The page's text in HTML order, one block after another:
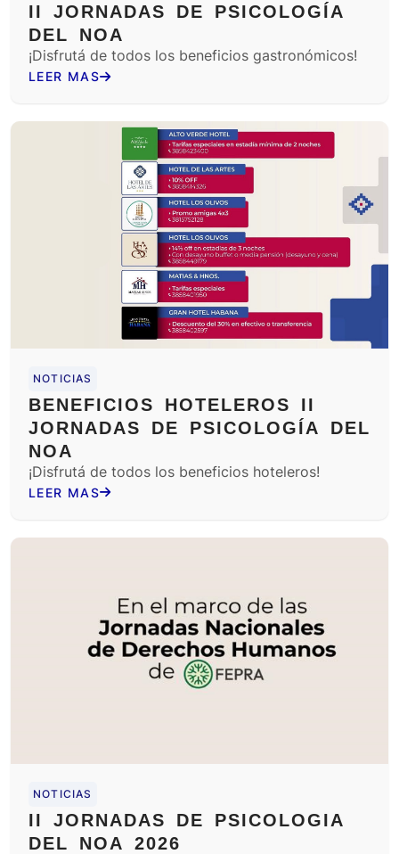
II JORNADAS DE PSICOLOGÍA
DEL NOA
¡Disfrutá de todos los beneficios gastronómicos!
LEER MAS
NOTICIAS
BENEFICIOS HOTELEROS II
JORNADAS DE PSICOLOGÍA DEL
NOA
¡Disfrutá de todos los beneficios hoteleros!
LEER MAS
NOTICIAS
II JORNADAS DE PSICOLOGIA
DEL NOA 2026